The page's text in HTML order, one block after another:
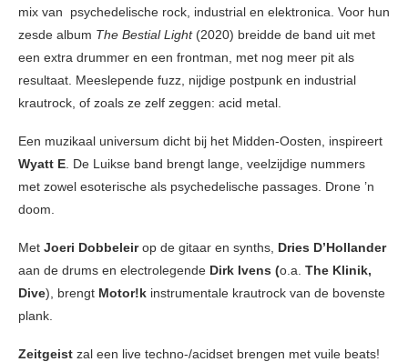
mix van psychedelische rock, industrial en elektronica. Voor hun
zesde album The Bestial Light(2020) breidde de band uit met
een extra drummer en een frontman, met nog meer pit als
resultaat. Meeslepende fuzz, nijdige postpunk en industrial
krautrock, of zoals ze zelf zeggen: acid metal.
Een muzikaal universum dicht bij het Midden-Oosten, inspireert
Wyatt E . De Luikse band brengt lange, veelzijdige nummers
met zowel esoterische als psychedelische passages. Drone ’n
doom.
Met Joeri Dobbeleirop de gitaar en synths, Dries D’Hollander
aan de drums en electrolegende Dirk Ivens (o.a. The Klinik,
Dive), brengt Motor!k instrumentale krautrock van de bovenste
plank.
Zeitgeist zal een live techno-/acidset brengen met vuile beats!